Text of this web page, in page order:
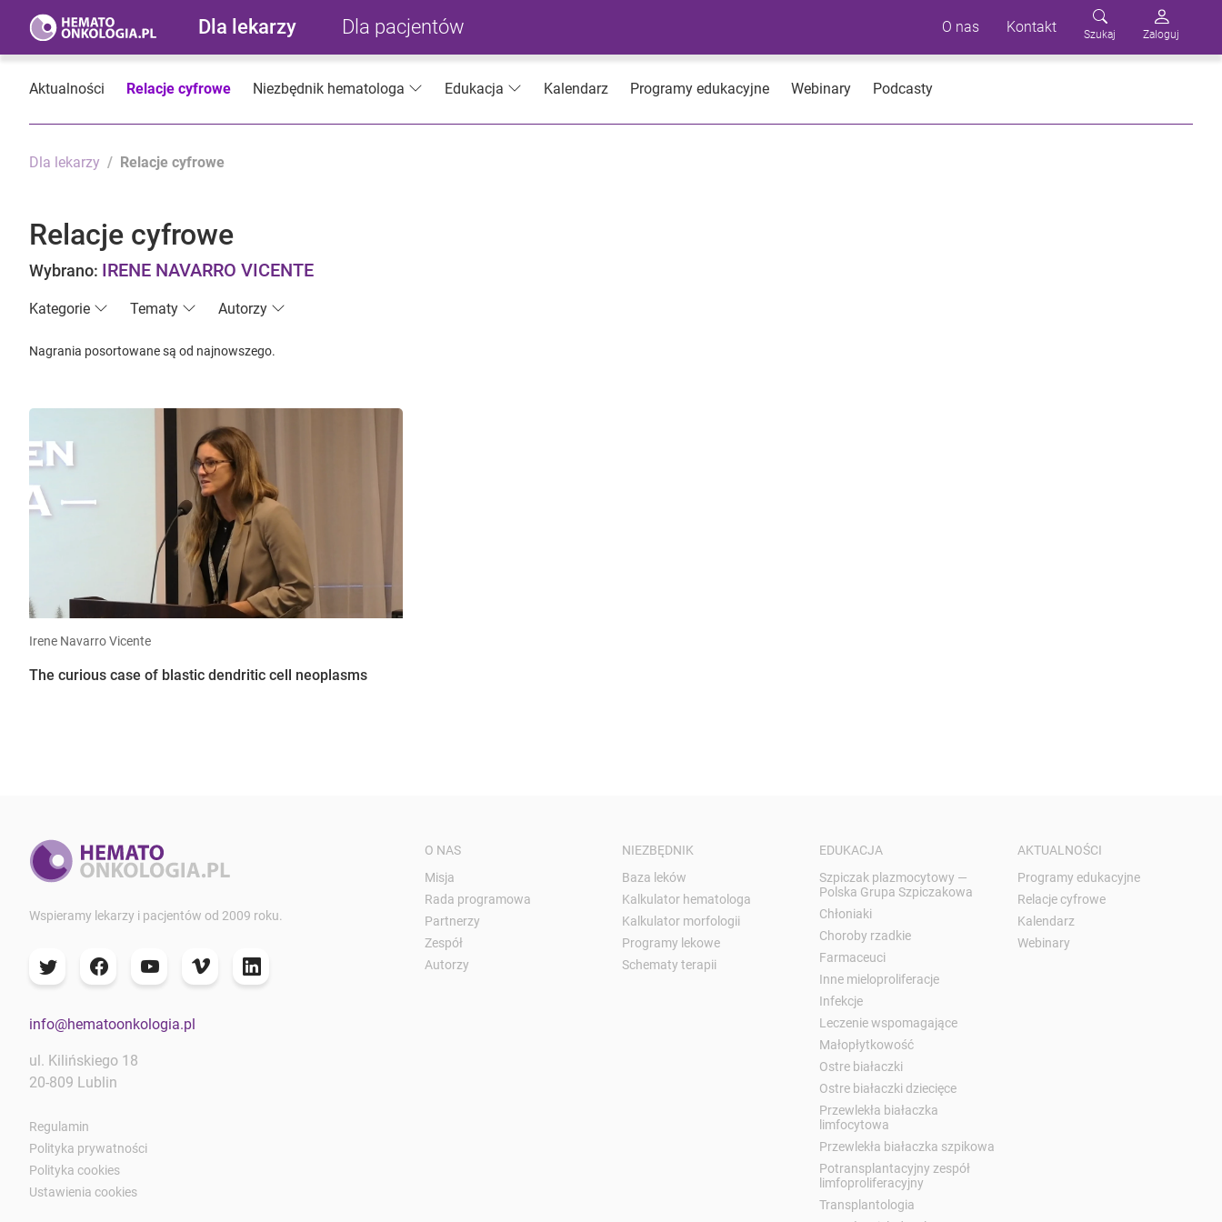
Dla lekarzy Dla pacjentów O nas Kontakt Szukaj Zaloguj
Aktualności Relacje cyfrowe Niezbędnik hematologa Edukacja Kalendarz Programy edukacyjne Webinary Podcasty
Dla lekarzy Relacje cyfrowe
Relacje cyfrowe
Wybrano: IRENE NAVARRO VICENTE
Kategorie Tematy Autorzy
Nagrania posortowane są od najnowszego.
Irene Navarro Vicente
The curious case of blastic dendritic cell neoplasms
Wspieramy lekarzy i pacjentów od 2009 roku.
info@hematoonkologia.pl
ul. Kilińskiego 18
20-809 Lublin
Regulamin
Polityka prywatności
Polityka cookies
Ustawienia cookies
O NAS
Misja
Rada programowa
Partnerzy
Zespół
Autorzy
NIEZBĘDNIK
Baza leków
Kalkulator hematologa
Kalkulator morfologii
Programy lekowe
Schematy terapii
EDUKACJA
Szpiczak plazmocytowy —
Polska Grupa Szpiczakowa
Chłoniaki
Choroby rzadkie
Farmaceuci
Inne mieloproliferacje
Infekcje
Leczenie wspomagające
Małopłytkowość
Ostre białaczki
Ostre białaczki dziecięce
Przewlekła białaczka
limfocytowa
Przewlekła białaczka szpikowa
Potransplantacyjny zespół
limfoproliferacyjny
Transplantologia
AKTUALNOŚCI
Programy edukacyjne
Relacje cyfrowe
Kalendarz
Webinary